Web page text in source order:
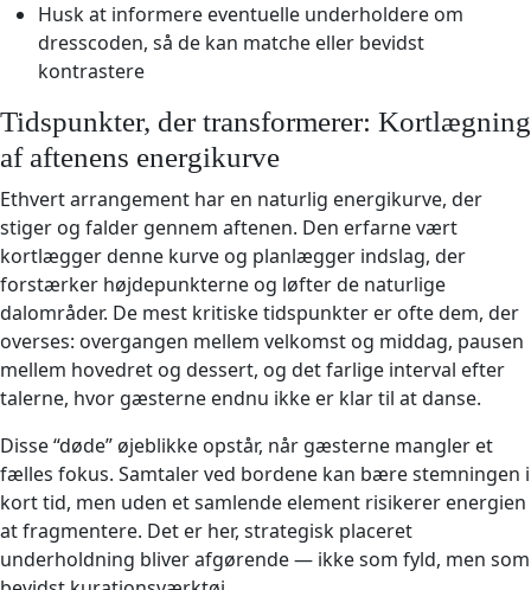
Husk at informere eventuelle underholdere om
dresscoden, så de kan matche eller bevidst
kontrastere
Tidspunkter, der transformerer: Kortlægning
af aftenens energikurve
Ethvert arrangement har en naturlig energikurve, der
stiger og falder gennem aftenen. Den erfarne vært
kortlægger denne kurve og planlægger indslag, der
forstærker højdepunkterne og løfter de naturlige
dalområder. De mest kritiske tidspunkter er ofte dem, der
overses: overgangen mellem velkomst og middag, pausen
mellem hovedret og dessert, og det farlige interval efter
talerne, hvor gæsterne endnu ikke er klar til at danse.
Disse “døde” øjeblikke opstår, når gæsterne mangler et
fælles fokus. Samtaler ved bordene kan bære stemningen i
kort tid, men uden et samlende element risikerer energien
at fragmentere. Det er her, strategisk placeret
underholdning bliver afgørende — ikke som fyld, men som